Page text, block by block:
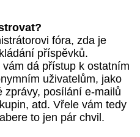
fóra, zda je
příspěvků.
dá přístup k ostatním
uživatelům, jako
zprávy, posílání e-mailů
atd. Vřele vám tedy
to jen pár chvil.